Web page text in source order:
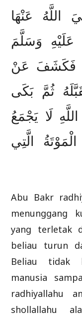
عَنْهَا
عَلَيْهِ وَسَلَّمَ
فَكَشَفَ عَنْ
ثُمَّ بَكَى
لَا يَجْمَعُ
الَّتِي
Abu Bakr
menunggang
yang terletak
beliau turun
Beliau tidak
manusia
radhiyallahu
shollallahu